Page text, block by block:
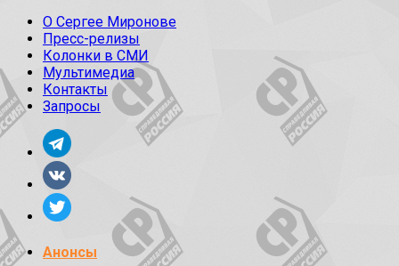
О Сергее Миронове
Пресс-релизы
Колонки в СМИ
Мультимедиа
Контакты
Запросы
Анонсы